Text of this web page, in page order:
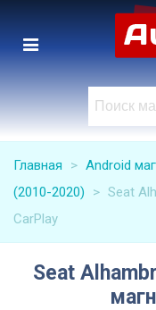
Главная > Android
(2010-2020)
> Seat
CarPlay
Seat